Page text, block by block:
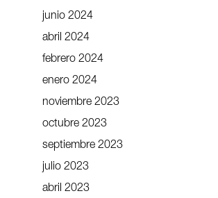
junio 2024
abril 2024
febrero 2024
enero 2024
noviembre 2023
octubre 2023
septiembre 2023
julio 2023
abril 2023